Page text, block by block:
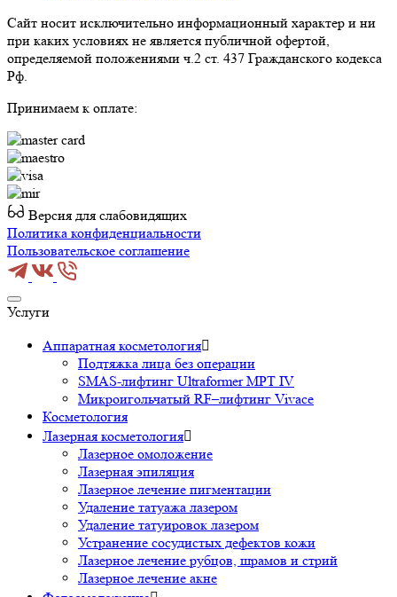
Сайт носит исключительно информационный характер и ни
при каких условиях не является публичной офертой,
определяемой положениями ч.2 ст. 437 Гражданского кодекса
Рф.
Принимаем к оплате:
Версия для слабовидящих
Политика конфиденциальности
Пользовательское соглашение
Услуги
Аппаратная косметология
Подтяжка лица без операции
SMAS-лифтинг Ultraformer MPT IV
Микроигольчатый RF–лифтинг Vivace
Косметология
Лазерная косметология
Лазерное омоложение
Лазерная эпиляция
Лазерное лечение пигментации
Удаление татуажа лазером
Удаление татуировок лазером
Устранение сосудистых дефектов кожи
Лазерное лечение рубцов, шрамов и стрий
Лазерное лечение акне